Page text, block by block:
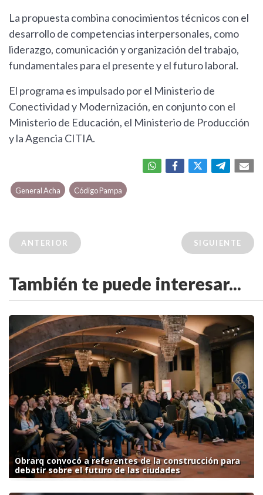
La propuesta combina conocimientos técnicos con el
desarrollo de competencias interpersonales, como
liderazgo, comunicación y organización del trabajo,
fundamentales para el presente y el futuro laboral.
El programa es impulsado por el Ministerio de
Conectividad y Modernización, en conjunto con el
Ministerio de Educación, el Ministerio de Producción
y la Agencia CITIA.
General Acha Código Pampa
ANTERIOR SIGUIENTE
También te puede interesar...
Obrarq convocó a referentes de la construcción para
debatir sobre el futuro de las ciudades